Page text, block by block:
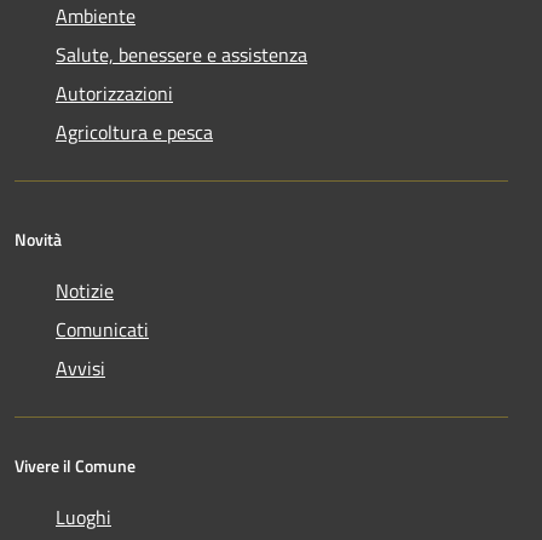
Ambiente
Salute, benessere e assistenza
Autorizzazioni
Agricoltura e pesca
Novità
Notizie
Comunicati
Avvisi
Vivere il Comune
Luoghi